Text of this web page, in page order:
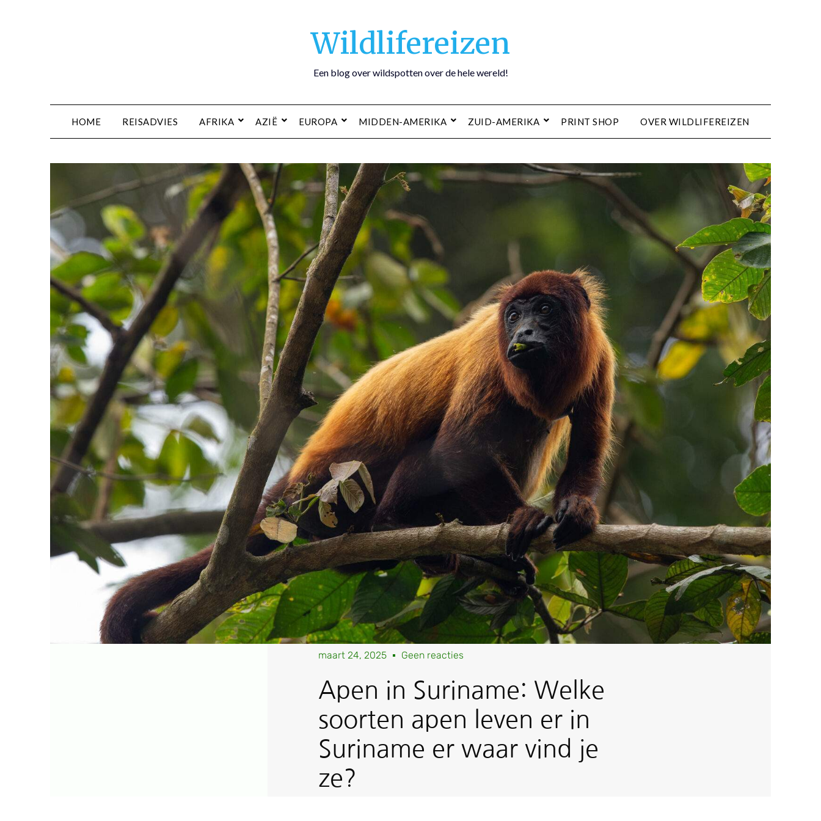
Wildlifereizen
Een blog over wildspotten over de hele wereld!
HOME REISADVIES AFRIKA AZIË EUROPA MIDDEN-AMERIKA ZUID-AMERIKA PRINT SHOP OVER WILDLIFEREIZEN
maart 24, 2025 Geen reacties
Apen in Suriname: Welke
soorten apen leven er in
Suriname er waar vind je
ze?